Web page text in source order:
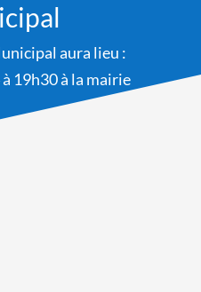
aura lieu :
19h30 à la mairie